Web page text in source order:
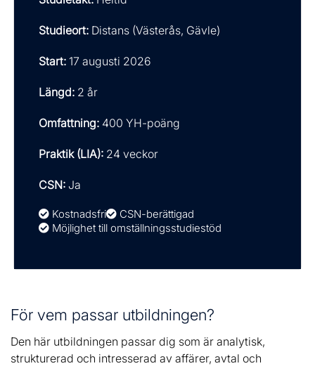
Studieort: Distans (Västerås, Gävle)
Start: 17 augusti 2026
Längd: 2 år
Omfattning: 400 YH-poäng
Praktik (LIA): 24 veckor
CSN: Ja
Kostnadsfri
CSN-berättigad
Möjlighet till omställningsstudiestöd
För vem passar utbildningen?
Den här utbildningen passar dig som är analytisk,
strukturerad och intresserad av affärer, avtal och